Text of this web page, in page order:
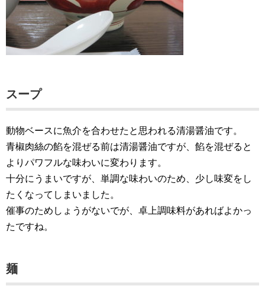
スープ
動物ベースに魚介を合わせたと思われる清湯醤油です。
青椒肉絲の餡を混ぜる前は清湯醤油ですが、餡を混ぜると
よりパワフルな味わいに変わります。
十分にうまいですが、単調な味わいのため、少し味変をし
たくなってしまいました。
催事のためしょうがないでが、卓上調味料があればよかっ
たですね。
麺